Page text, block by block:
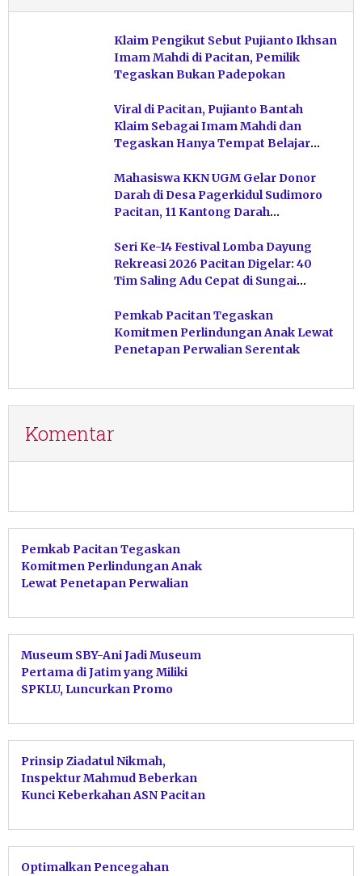
Klaim Pengikut Sebut Pujianto Ikhsan
Imam Mahdi di Pacitan, Pemilik
Tegaskan Bukan Padepokan
Viral di Pacitan, Pujianto Bantah
Klaim Sebagai Imam Mahdi dan
Tegaskan Hanya Tempat Belajar
Mahasiswa KKN UGM Gelar Donor
Darah di Desa Pagerkidul Sudimoro
Pacitan, 11 Kantong Darah
Seri Ke-14 Festival Lomba Dayung
Rekreasi 2026 Pacitan Digelar: 40
Tim Saling Adu Cepat di Sungai
Pemkab Pacitan Tegaskan
Komitmen Perlindungan Anak Lewat
Penetapan Perwalian Serentak
Komentar
Pemkab Pacitan Tegaskan
Komitmen Perlindungan Anak
Lewat Penetapan Perwalian
Museum SBY-Ani Jadi Museum
Pertama di Jatim yang Miliki
SPKLU, Luncurkan Promo
Prinsip Ziadatul Nikmah,
Inspektur Mahmud Beberkan
Kunci Keberkahan ASN Pacitan
Optimalkan Pencegahan